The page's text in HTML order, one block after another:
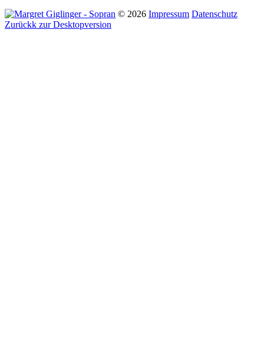
© 2026 Impressum Datenschutz
Zurückk zur Desktopversion